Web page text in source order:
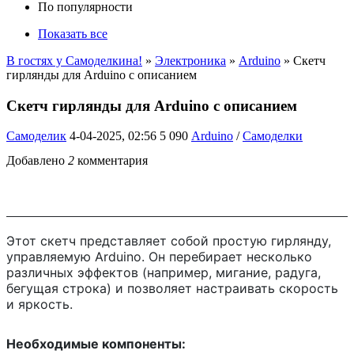
По популярности
Показать все
В гостях у Самоделкина! » Электроника » Arduino » Скетч
гирлянды для Arduino с описанием
Скетч гирлянды для Arduino с описанием
Самоделик 4-04-2025, 02:56 5 090 Arduino /Самоделки
Добавлено 2 комментария
Этот скетч представляет собой простую гирлянду,
управляемую Arduino. Он перебирает несколько
различных эффектов (например, мигание, радуга,
бегущая строка) и позволяет настраивать скорость
и яркость.
Необходимые компоненты: